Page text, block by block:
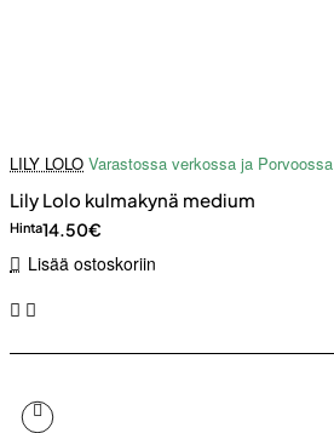
LILY LOLO Varastossa verkossa ja Porvoossa
Lily Lolo kulmakynä medium
Hinta14.50€
Lisää ostoskoriin